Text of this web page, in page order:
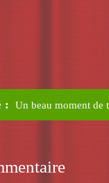
Un beau moment de